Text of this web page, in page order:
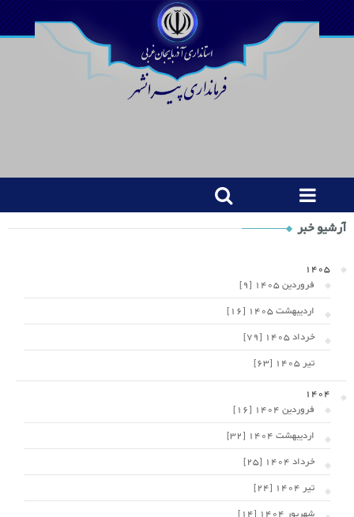
Shop
Category
Widget
آرشیو خبر
1405
فروردین 1405 [9]
اردیبهشت 1405 [16]
خرداد 1405 [79]
تیر 1405 [63]
1404
فروردین 1404 [16]
اردیبهشت 1404 [32]
خرداد 1404 [25]
تیر 1404 [24]